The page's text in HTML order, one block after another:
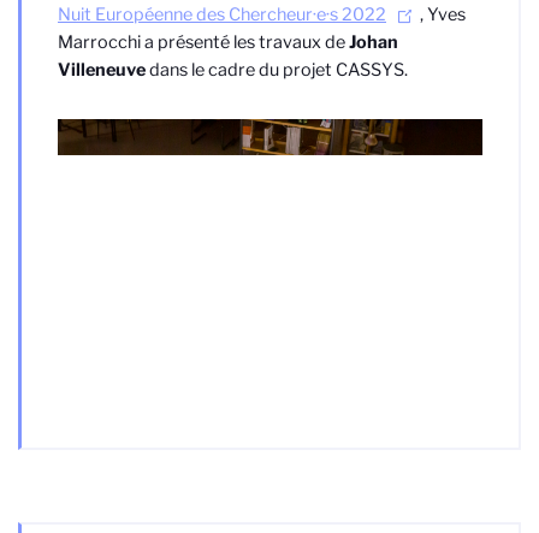
Nuit Européenne des Chercheur·e·s 2022
, Yves
Marrocchi a présenté les travaux deJohan
Villeneuvedans le cadre du projet CASSYS.